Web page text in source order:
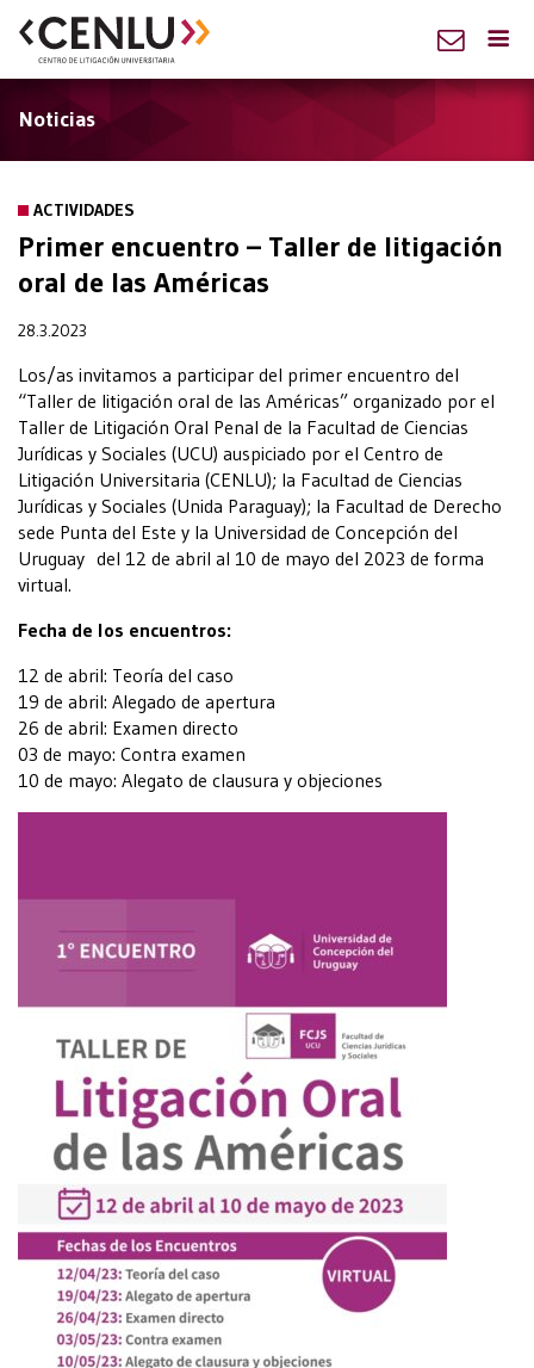
Noticias
ACTIVIDADES
Primer encuentro – Taller de litigación
oral de las Américas
28.3.2023
Los/as invitamos a participar del primer encuentro del
“Taller de litigación oral de las Américas” organizado por el
Taller de Litigación Oral Penal de la Facultad de Ciencias
Jurídicas y Sociales (UCU) auspiciado por el Centro de
Litigación Universitaria (CENLU); la Facultad de Ciencias
Jurídicas y Sociales (Unida Paraguay); la Facultad de Derecho
sede Punta del Este y la Universidad de Concepción del
Uruguay del 12 de abril al 10 de mayo del 2023 de forma
virtual.
Fecha de los encuentros:
12 de abril: Teoría del caso
19 de abril: Alegado de apertura
26 de abril: Examen directo
03 de mayo: Contra examen
10 de mayo: Alegato de clausura y objeciones